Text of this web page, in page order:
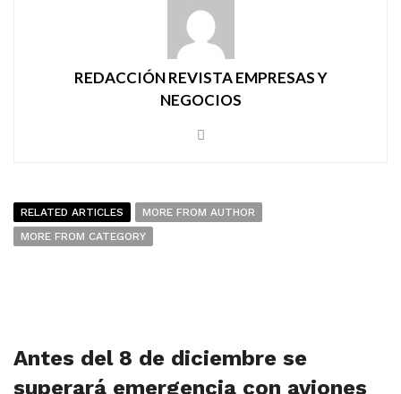
REDACCIÓN REVISTA EMPRESAS Y
NEGOCIOS
RELATED ARTICLES
MORE FROM AUTHOR
MORE FROM CATEGORY
Antes del 8 de diciembre se
superará emergencia con aviones